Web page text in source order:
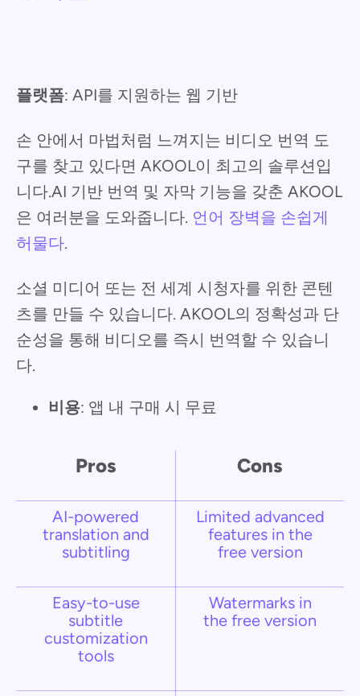
플랫폼: API를 지원하는 웹 기반
손 안에서 마법처럼 느껴지는 비디오 번역 도
구를 찾고 있다면 AKOOL이 최고의 솔루션입
니다.AI 기반 번역 및 자막 기능을 갖춘 AKOOL
은 여러분을 도와줍니다. 언어 장벽을 손쉽게
허물다.
소셜 미디어 또는 전 세계 시청자를 위한 콘텐
츠를 만들 수 있습니다. AKOOL의 정확성과 단
순성을 통해 비디오를 즉시 번역할 수 있습니
다.
비용: 앱 내 구매 시 무료
Pros Cons
AI-powered
translation and
subtitling
Limited advanced
features in the
free version
Easy-to-use
subtitle
customization
tools
Watermarks in
the free version